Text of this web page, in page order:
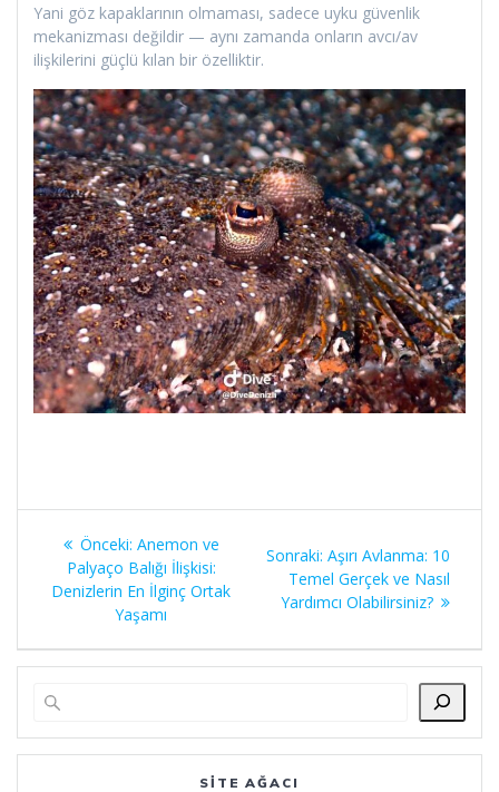
Yani göz kapaklarının olmaması, sadece uyku güvenlik
mekanizması değildir — aynı zamanda onların avcı/av
ilişkilerini güçlü kılan bir özelliktir.
Yazı
gezinmesi
Önceki: Önceki
yazı:
Anemon ve
Palyaço Balığı İlişkisi:
Denizlerin En İlginç Ortak
Yaşamı
Sonraki: Sonraki
yazı:
Aşırı Avlanma: 10
Temel Gerçek ve Nasıl
Yardımcı Olabilirsiniz?
SITE AĞACI